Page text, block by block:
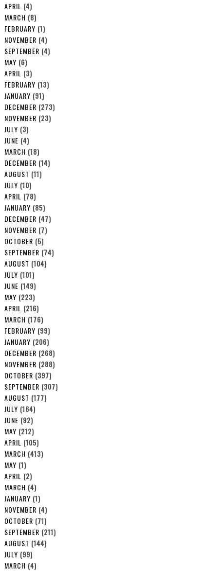
APRIL (4)
MARCH (8)
FEBRUARY (1)
NOVEMBER (4)
SEPTEMBER (4)
MAY (6)
APRIL (3)
FEBRUARY (13)
JANUARY (91)
DECEMBER (273)
NOVEMBER (23)
JULY (3)
JUNE (4)
MARCH (18)
DECEMBER (14)
AUGUST (11)
JULY (10)
APRIL (78)
JANUARY (85)
DECEMBER (47)
NOVEMBER (7)
OCTOBER (5)
SEPTEMBER (74)
AUGUST (104)
JULY (101)
JUNE (149)
MAY (223)
APRIL (216)
MARCH (176)
FEBRUARY (99)
JANUARY (206)
DECEMBER (268)
NOVEMBER (288)
OCTOBER (397)
SEPTEMBER (307)
AUGUST (177)
JULY (164)
JUNE (92)
MAY (212)
APRIL (105)
MARCH (413)
MAY (1)
APRIL (2)
MARCH (4)
JANUARY (1)
NOVEMBER (4)
OCTOBER (71)
SEPTEMBER (211)
AUGUST (144)
JULY (99)
MARCH (4)